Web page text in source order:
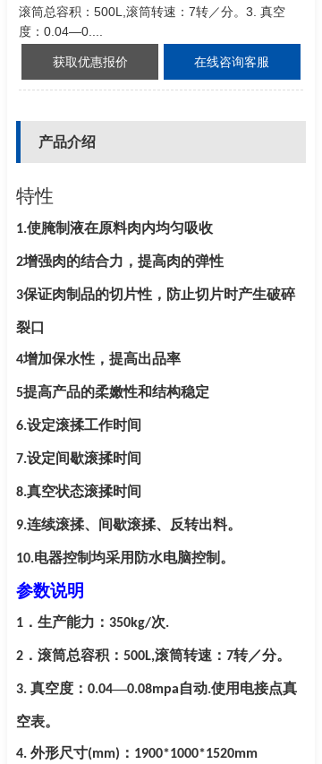
滚筒总容积：500L,滚筒转速：7转／分。3. 真空
度：0.04—0....
获取优惠报价 在线咨询客服
产品介绍
特性
1.使腌制液在原料肉内均匀吸收
2增强肉的结合力，提高肉的弹性
3保证肉制品的切片性，防止切片时产生破碎
裂口
4增加保水性，提高出品率
5提高产品的柔嫩性和结构稳定
6.设定滚揉工作时间
7.设定间歇滚揉时间
8.真空状态滚揉时间
9.连续滚揉、间歇滚揉、反转出料。
10.电器控制均采用防水电脑控制。
参数说明
1 ．生产能力： 350kg/次.
2 ．滚筒总容积： 500L,滚筒转速： 7转／分。
3. 真空度： 0.04—0.08mpa自动.使用电接点真
空表。
4. 外形尺寸(mm) ： 1900*1000*1520mm